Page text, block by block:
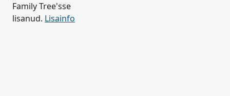
Family Tree'sse
lisanud. Lisainfo